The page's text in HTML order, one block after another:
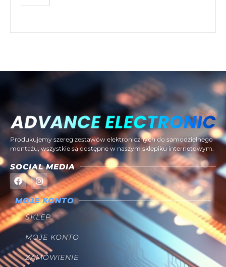
Produkujemy szereg zestawów elektronicznych do samodzielnego
montażu, wszystkie są dostępne w naszym sklepiku internetowym.
SOCIAL MEDIA
MOJE KONTO
SKLEP
MOJE KONTO
ZAMÓWIENIE